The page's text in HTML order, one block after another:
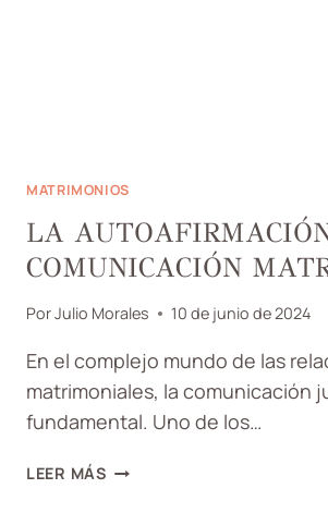
MATRIMONIOS
LA
COMUNICACIÓN
PorJulio Morales 10 de junio de 2024
En el complejo mundo de las
matrimoniales, la comunicación
fundamental. Uno de los…
LEER MÁSLA